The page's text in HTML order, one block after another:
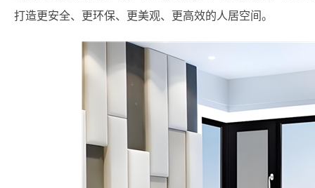
打造更安全、更环保、更美观、更高效的人居空间。